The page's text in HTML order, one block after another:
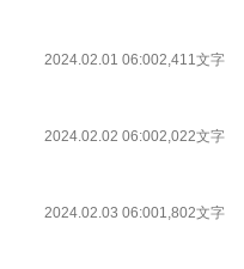
2024.02.01 06:002,411文字
2024.02.02 06:002,022文字
2024.02.03 06:001,802文字